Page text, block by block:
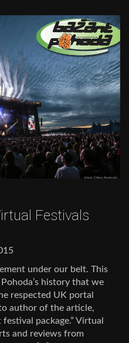
Festivals
under our belt. This
history that we
respected UK portal
author of the article,
package.” Virtual
and reviews from